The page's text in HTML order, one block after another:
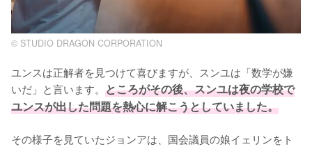
© STUDIO DRAGON CORPORATION
ユンスは正解者を見つけて喜びますが、スンユは「数学が嫌
いだ」と言います。 ところがその後、スンユは夜の学校で
ユンスが出した問題を熱心に解こうとしていました。
その様子を見ていたジョンアは、国会議員の娘イェリンをト